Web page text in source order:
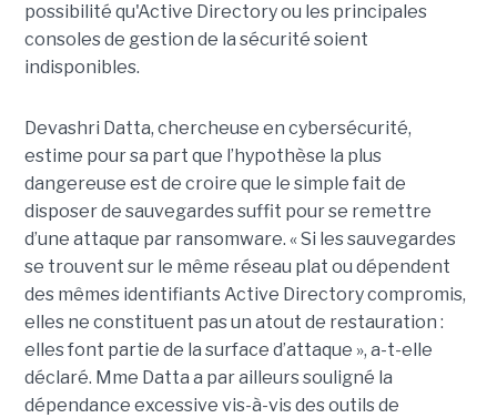
possibilité qu'Active Directory ou les principales
consoles de gestion de la sécurité soient
indisponibles.
Devashri Datta, chercheuse en cybersécurité,
estime pour sa part que l’hypothèse la plus
dangereuse est de croire que le simple fait de
disposer de sauvegardes suffit pour se remettre
d’une attaque par ransomware. « Si les sauvegardes
se trouvent sur le même réseau plat ou dépendent
des mêmes identifiants Active Directory compromis,
elles ne constituent pas un atout de restauration :
elles font partie de la surface d’attaque », a-t-elle
déclaré. Mme Datta a par ailleurs souligné la
dépendance excessive vis-à-vis des outils de